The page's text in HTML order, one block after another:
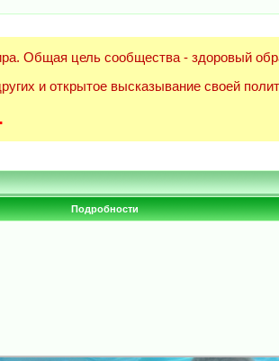
Общая цель сообщества - здоровый
и открытое высказывание своей
Подробности